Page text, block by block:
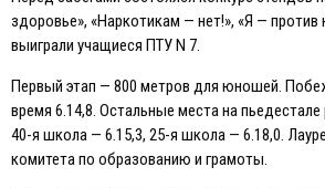
здоровье», «Наркотикам — нет!», «Я — против
выиграли учащиеся ПТУ N 7.
Первый этап — 800 метров для юношей.
время 6.14,8. Остальные места на пьедестале
40-я школа — 6.15,3, 25-я школа — 6.18,0.
комитета по образованию и грамоты.